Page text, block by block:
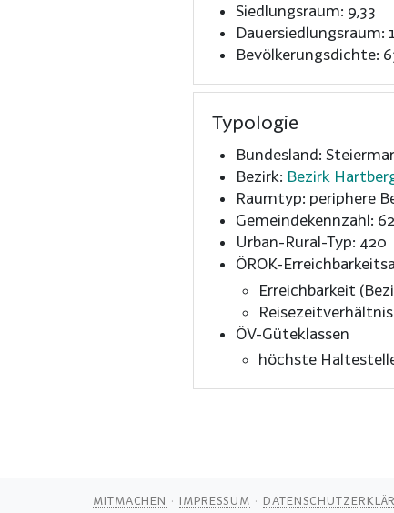
Siedlungsraum: 9,33
Dauersiedlungsraum:
Bevölkerungsdichte:
Typologie
Bundesland:
Bezirk: Bezirk
Raumtyp: periphere
Gemeindekennzahl:
Urban-Rural-Typ: 420
ÖROK-
Erreichbarkeit
Reisezeitverhältnis
ÖV-Güteklassen
höchste
MITMACHEN IMPRESSUM